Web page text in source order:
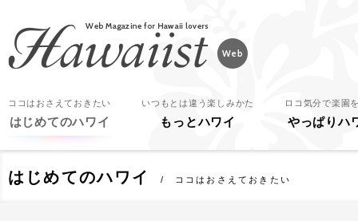
ココはおさえておきたい
はじめてのハワイ
いつもとは違う楽しみかた
もっとハワイ
ロコ気分で楽園
やっぱりハ
はじめてのハワイ ココはおさえておきたい